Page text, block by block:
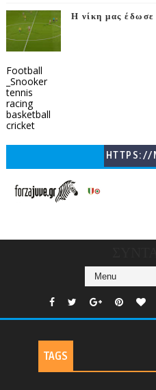
Η νίκη μας
Football
_Snooker
tennis
racing
basketball
cricket
HTTPS://
TAGS